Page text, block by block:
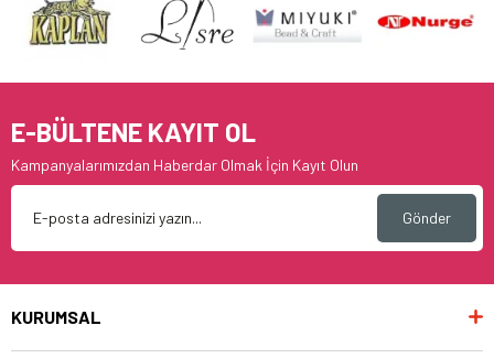
E-BÜLTENE KAYIT OL
Kampanyalarımızdan Haberdar Olmak İçin Kayıt Olun
Gönder
KURUMSAL